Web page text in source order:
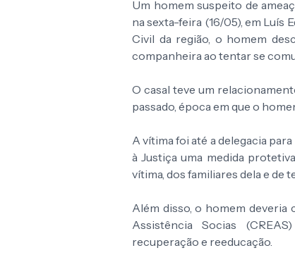
Um homem suspeito de
na sexta-feira (16/05), em Luís
Civil da região, o homem
companheira ao tentar se
O casal teve um
passado, época em que o
A vítima foi até a delegacia
à Justiça uma medida
vítima, dos familiares dela e de
Além disso, o homem deveria
Assistência Socias
recuperação e reeducação.